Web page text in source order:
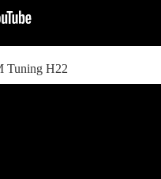
Tuning H22